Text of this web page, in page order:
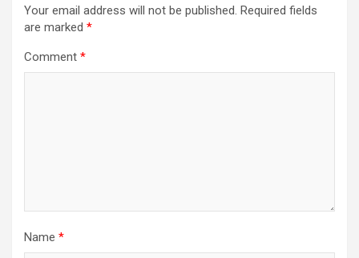
Your email address will not be published. Required fields
are marked *
Comment *
Name *